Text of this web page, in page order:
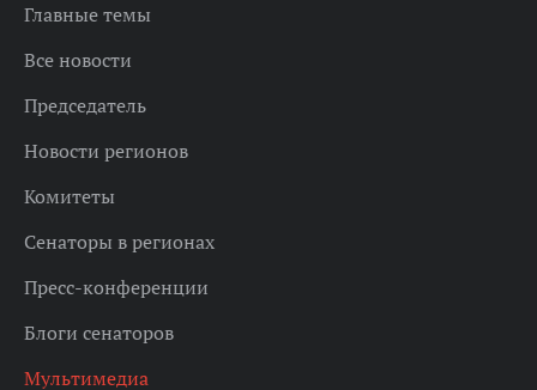
Главные темы
Все новости
Председатель
Новости регионов
Комитеты
Сенаторы в регионах
Пресс-конференции
Блоги сенаторов
Мультимедиа